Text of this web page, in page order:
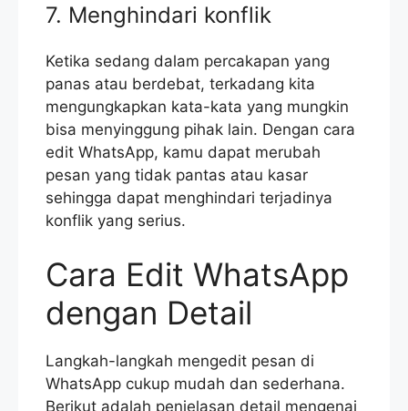
7. Menghindari konflik
Ketika sedang dalam percakapan yang
panas atau berdebat, terkadang kita
mengungkapkan kata-kata yang mungkin
bisa menyinggung pihak lain. Dengan cara
edit WhatsApp, kamu dapat merubah
pesan yang tidak pantas atau kasar
sehingga dapat menghindari terjadinya
konflik yang serius.
Cara Edit WhatsApp
dengan Detail
Langkah-langkah mengedit pesan di
WhatsApp cukup mudah dan sederhana.
Berikut adalah penjelasan detail mengenai